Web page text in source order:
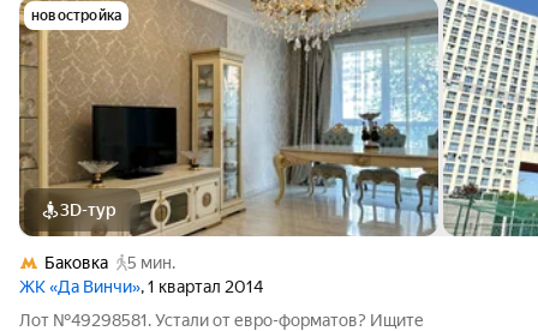
новостройка
3D-тур
Баковка
5 мин.
ЖК «Да Винчи», 1 квартал 2014
Лот №49298581. Устали от евро-форматов? Ищите